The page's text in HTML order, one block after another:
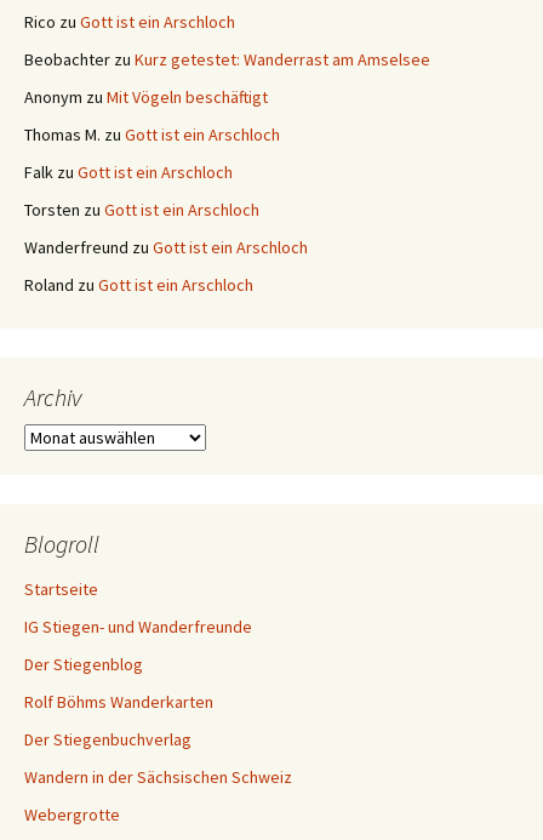
Rico zu Gott ist ein Arschloch
Beobachter zu Kurz getestet: Wanderrast am Amselsee
Anonym zu Mit Vögeln beschäftigt
Thomas M. zu Gott ist ein Arschloch
Falk zu Gott ist ein Arschloch
Torsten zu Gott ist ein Arschloch
Wanderfreund zu Gott ist ein Arschloch
Roland zu Gott ist ein Arschloch
Archiv
Archiv
Blogroll
Startseite
IG Stiegen- und Wanderfreunde
Der Stiegenblog
Rolf Böhms Wanderkarten
Der Stiegenbuchverlag
Wandern in der Sächsischen Schweiz
Webergrotte